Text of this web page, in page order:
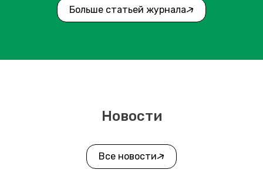
Больше статьей журнала
Новости
Все новости